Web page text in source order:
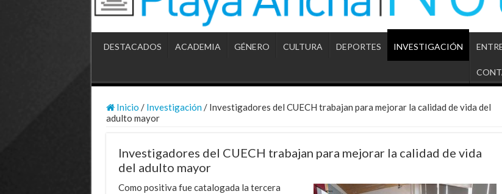
DESTACADOS ACADEMIA GÉNERO CULTURA DEPORTES INVESTIGACIÓN
Inicio / Investigación / Investigadores del CUECH trabajan para mejorar la calidad de vida del
adulto mayor
Investigadores del CUECH trabajan para mejorar la calidad de vida
del adulto mayor
Como positiva fue catalogada la tercera